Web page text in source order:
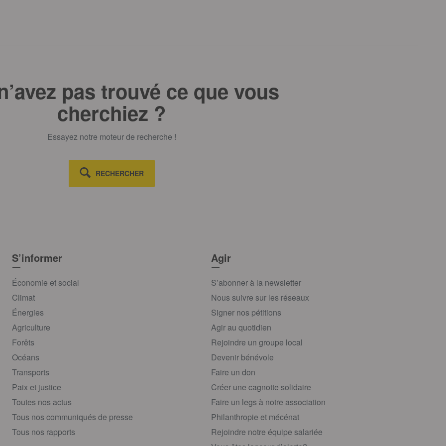
pas trouvé ce que vous
cherchiez ?
Essayez notre moteur de recherche !
RECHERCHER
S’informer
Économie et social
Climat
Énergies
Agriculture
Forêts
Océans
Transports
Paix et justice
Toutes nos actus
Tous nos communiqués de presse
Tous nos rapports
Agir
S’abonner à la newsletter
Nous suivre sur les réseaux
Signer nos pétitions
Agir au quotidien
Rejoindre un groupe local
Devenir bénévole
Faire un don
Créer une cagnotte solidaire
Faire un legs à notre association
Philanthropie et mécénat
Rejoindre notre équipe salariée